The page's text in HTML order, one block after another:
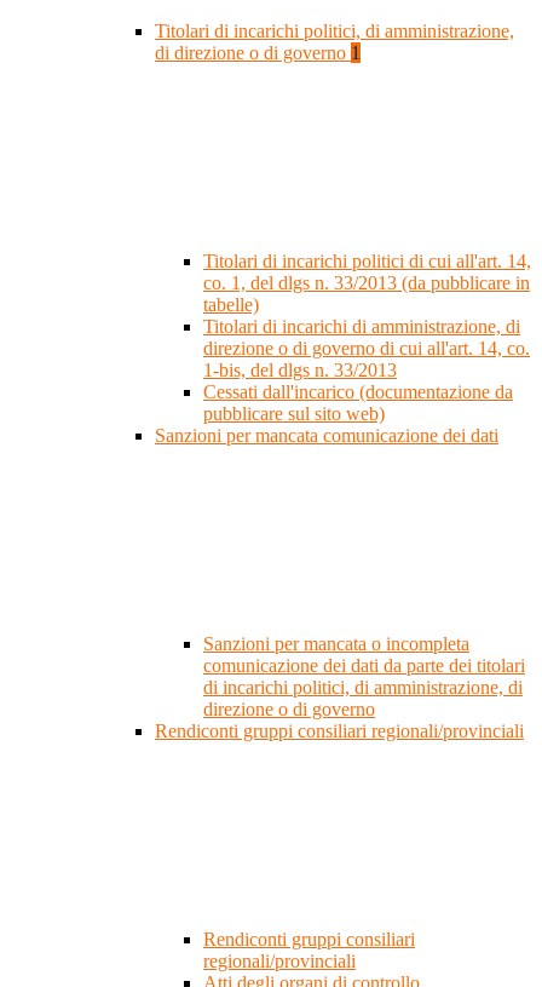
Titolari di incarichi politici, di amministrazione,
di direzione o di governo 1
Titolari di incarichi politici di cui all'art. 14,
co. 1, del dlgs n. 33/2013 (da pubblicare in
tabelle)
Titolari di incarichi di amministrazione, di
direzione o di governo di cui all'art. 14, co.
1-bis, del dlgs n. 33/2013
Cessati dall'incarico (documentazione da
pubblicare sul sito web)
Sanzioni per mancata comunicazione dei dati
Sanzioni per mancata o incompleta
comunicazione dei dati da parte dei titolari
di incarichi politici, di amministrazione, di
direzione o di governo
Rendiconti gruppi consiliari regionali/provinciali
Rendiconti gruppi consiliari
regionali/provinciali